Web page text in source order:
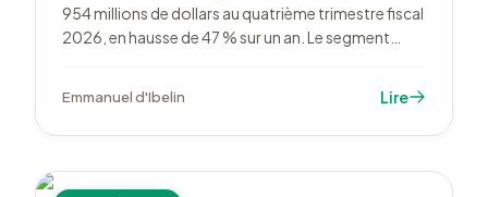
954 millions de dollars au quatrième trimestre fiscal
2026, en hausse de 47 % sur un an. Le segment
des infrastructures IA.
Emmanuel d'Ibelin Lire